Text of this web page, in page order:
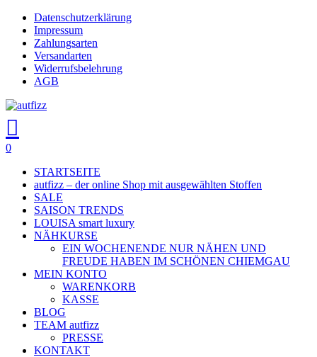
Skip
main
content
Datenschutzerklärung
Impressum
Zahlungsarten
Versandarten
Widerrufsbelehrung
AGB
search
account
0
STARTSEITE
autfizz – der online Shop mit ausgewählten Stoffen
SALE
SAISON TRENDS
LOUISA smart luxury
NÄHKURSE
EIN WOCHENENDE NUR NÄHEN UND
FREUDE HABEN IM SCHÖNEN CHIEMGAU
MEIN KONTO
WARENKORB
KASSE
BLOG
TEAM autfizz
PRESSE
KONTAKT